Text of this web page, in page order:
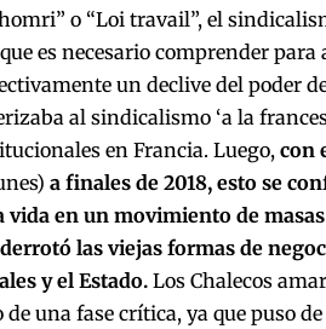
o “Loi travail”, el
es necesario comprender
un declive del poder
al sindicalismo ‘a la
en Francia. Luego, con
a finales de 2018, esto se
vida en un movimiento de
las viejas formas de
y el Estado.Los Chalecos
de una fase crítica, ya que puso